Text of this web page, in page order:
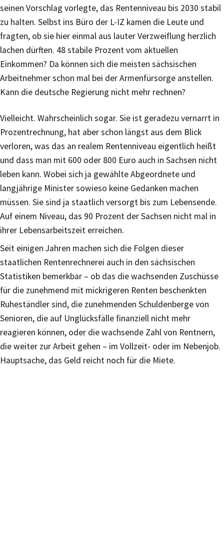
seinen Vorschlag vorlegte, das Rentenniveau bis 2030 stabil
zu halten. Selbst ins Büro der L-IZ kamen die Leute und
fragten, ob sie hier einmal aus lauter Verzweiflung herzlich
lachen dürften. 48 stabile Prozent vom aktuellen
Einkommen? Da können sich die meisten sächsischen
Arbeitnehmer schon mal bei der Armenfürsorge anstellen.
Kann die deutsche Regierung nicht mehr rechnen?
Vielleicht. Wahrscheinlich sogar. Sie ist geradezu vernarrt in
Prozentrechnung, hat aber schon längst aus dem Blick
verloren, was das an realem Rentenniveau eigentlich heißt
und dass man mit 600 oder 800 Euro auch in Sachsen nicht
leben kann. Wobei sich ja gewählte Abgeordnete und
langjährige Minister sowieso keine Gedanken machen
müssen. Sie sind ja staatlich versorgt bis zum Lebensende.
Auf einem Niveau, das 90 Prozent der Sachsen nicht mal in
ihrer Lebensarbeitszeit erreichen.
Seit einigen Jahren machen sich die Folgen dieser
staatlichen Rentenrechnerei auch in den sächsischen
Statistiken bemerkbar – ob das die wachsenden Zuschüsse
für die zunehmend mit mickrigeren Renten beschenkten
Ruheständler sind, die zunehmenden Schuldenberge von
Senioren, die auf Unglücksfälle finanziell nicht mehr
reagieren können, oder die wachsende Zahl von Rentnern,
die weiter zur Arbeit gehen – im Vollzeit- oder im Nebenjob.
Hauptsache, das Geld reicht noch für die Miete.